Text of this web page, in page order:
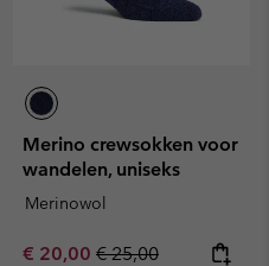
Merino crewsokken voor
wandelen, uniseks
Merinowol
Sale price:
€ 20,00 Regular price:
€ 25,00